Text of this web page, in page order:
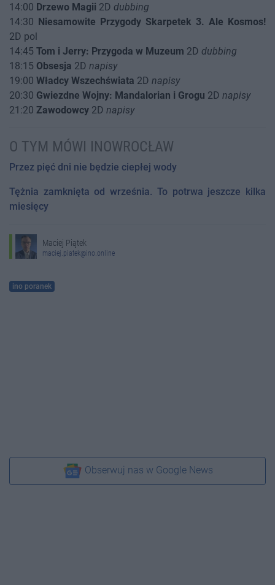
14:00 Drzewo Magii 2D dubbing
14:30 Niesamowite Przygody Skarpetek 3. Ale Kosmos!
2D pol
14:45 Tom i Jerry: Przygoda w Muzeum 2D dubbing
18:15 Obsesja 2D napisy
19:00 Władcy Wszechświata 2D napisy
20:30 Gwiezdne Wojny: Mandalorian i Grogu 2D napisy
21:20 Zawodowcy 2D napisy
O TYM MÓWI INOWROCŁAW
Przez pięć dni nie będzie ciepłej wody
Tężnia zamknięta od września. To potrwa jeszcze kilka
miesięcy
Maciej Piątek
maciej.piatek@ino.online
ino poranek
Obserwuj nas w Google News